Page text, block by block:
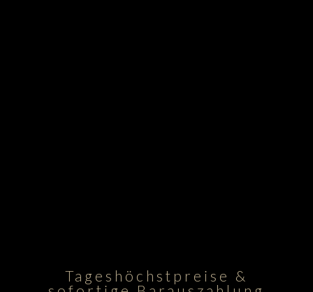
Tageshöchstpreise &